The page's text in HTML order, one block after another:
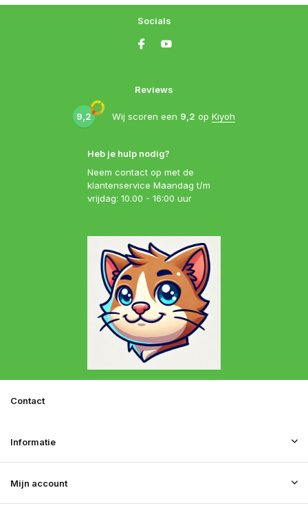
Heb je hulp nodig?
Neem contact op met de
klantenservice Maandag t/m
vrijdag: 10.00 - 16:00 uur
Reviews
9,2 Wij scoren een 9,2 op Kiyoh
Socials
Mijn account
Informatie
Contact